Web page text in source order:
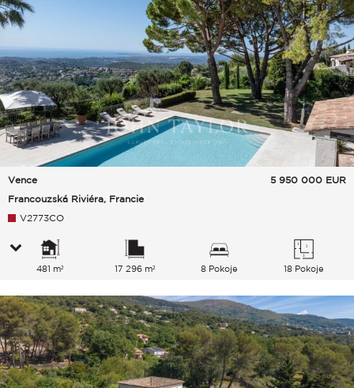
Vence
Francouzská Riviéra, Francie
5 950 000 EUR
V2773CO
481 m² 17 296 m² 8 Pokoje 18 Pokoje